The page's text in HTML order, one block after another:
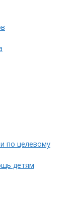
по целевому
детям